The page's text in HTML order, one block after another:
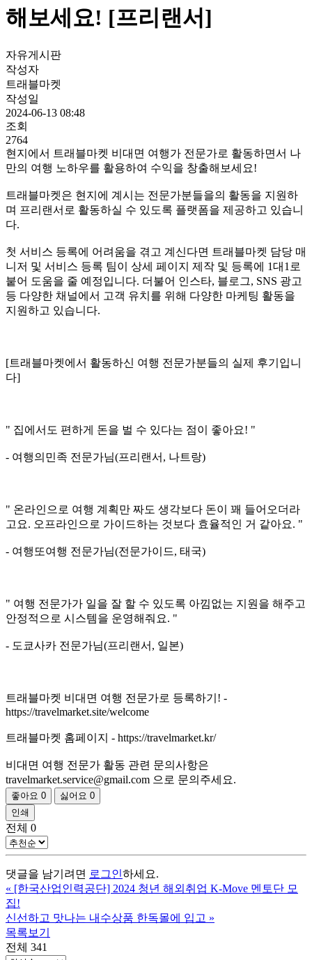
해보세요! [프리랜서]
자유게시판
작성자
트래블마켓
작성일
2024-06-13 08:48
조회
2764
현지에서 트래블마켓 비대면 여행가 전문가로 활동하면서 나
만의 여행 노하우를 활용하여 수익을 창출해보세요!
트래블마켓은 현지에 계시는 전문가분들을의 활동을 지원하
며 프리랜서로 활동하실 수 있도록 플랫폼을 제공하고 있습니
다.
첫 서비스 등록에 어려움을 겪고 계신다면 트래블마켓 담당 매
니저 및 서비스 등록 팀이 상세 페이지 제작 및 등록에 1대1로
붙어 도움을 줄 예정입니다. 더불어 인스타, 블로그, SNS 광고
등 다양한 채널에서 고객 유치를 위해 다양한 마케팅 활동을
지원하고 있습니다.
[트래블마켓에서 활동하신 여행 전문가분들의 실제 후기입니
다]
" 집에서도 편하게 돈을 벌 수 있다는 점이 좋아요! "
- 여행의민족 전문가님(프리랜서, 나트랑)
" 온라인으로 여행 계획만 짜도 생각보다 돈이 꽤 들어오더라
고요. 오프라인으로 가이드하는 것보다 효율적인 거 같아요. "
- 여행또여행 전문가님(전문가이드, 태국)
" 여행 전문가가 일을 잘 할 수 있도록 아낌없는 지원을 해주고
안정적으로 시스템을 운영해줘요. "
- 도쿄사카 전문가님(프리랜서, 일본)
트래블마켓 비대면 여행 전문가로 등록하기! -
https://travelmarket.site/welcome
트래블마켓 홈페이지 - https://travelmarket.kr/
비대면 여행 전문가 활동 관련 문의사항은
travelmarket.service@gmail.com 으로 문의주세요.
좋아요 0 싫어요 0
인쇄
전체 0
댓글을 남기려면 로그인하세요.
« [한국산업인력공단] 2024 청년 해외취업 K-Move 멘토단 모
집!
신선하고 맛나는 내수상품 한독몰에 입고 »
목록보기
전체 341